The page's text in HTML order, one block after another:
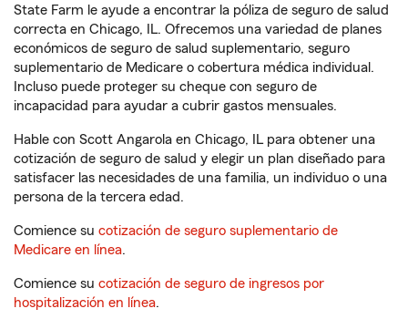
State Farm le ayude a encontrar la póliza de seguro de salud
correcta en Chicago, IL. Ofrecemos una variedad de planes
económicos de seguro de salud suplementario, seguro
suplementario de Medicare o cobertura médica individual.
Incluso puede proteger su cheque con seguro de
incapacidad para ayudar a cubrir gastos mensuales.
Hable con Scott Angarola en Chicago, IL para obtener una
cotización de seguro de salud y elegir un plan diseñado para
satisfacer las necesidades de una familia, un individuo o una
persona de la tercera edad.
Comience su cotización de seguro suplementario de
Medicare en línea.
Comience su cotización de seguro de ingresos por
hospitalización en línea.